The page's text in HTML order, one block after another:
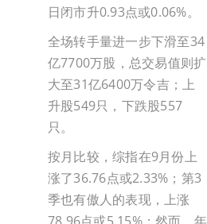
日闭市升0.93点或0.06%。
全场转手量进一步下滑至34
亿7700万股，总交易值则扩
大至31亿6400万令吉；上
升股549只，下跌股557
只。
按月比较，综指在9月份上
涨了36.76点或2.33%；第3
季也有傲人的表现，上涨